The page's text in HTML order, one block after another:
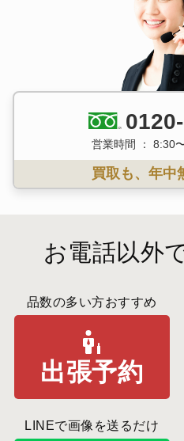
営業時間 ： 8:30
買取も、年中
お電話以外
品数の多い方おすすめ
出張予約
LINEで画像を送るだけ